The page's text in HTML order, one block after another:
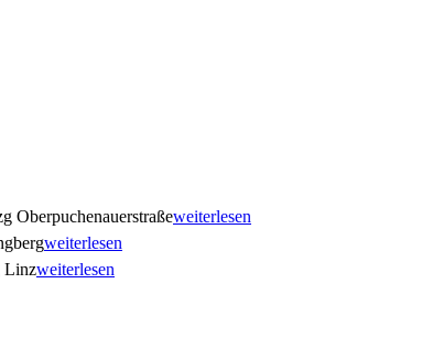
Oberpuchenauerstraßeweiterlesen
weiterlesen
Linzweiterlesen